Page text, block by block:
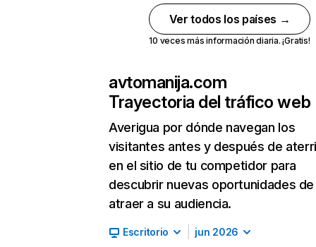
Ver todos los países →
10 veces más información diaria. ¡Gratis!
avtomanija.com
Trayectoria del tráfico web
Averigua por dónde navegan los
visitantes antes y después de
en el sitio de tu competidor para
descubrir nuevas oportunidades de
atraer a su audiencia.
Escritorio jun 2026